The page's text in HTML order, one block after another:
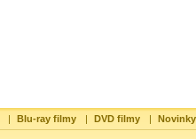
| Blu-ray filmy | DVD filmy |